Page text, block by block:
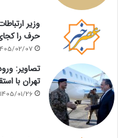
وزیر
حرف را
02/07
تصاویر:
تهران با
1405/01/26